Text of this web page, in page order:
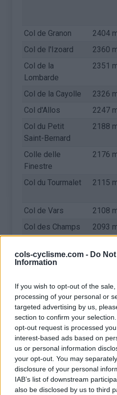
cols-cyclisme.com - Do
Information
If you wish to opt-out of the
processing of your personal or
targeted advertising by us,
section to confirm your
opt-out request is processed
interest-based ads based on
us or personal information
your opt-out. You may
disclosure of your personal
IAB’s list of downstream
also be disclosed by us to third
Col de Granon
2404
Col de l'Izoard
2360
Col de la
Lombarde
2351
Col de la Cayolle 2326
Col d'Allos
2247
Col du Petit
Saint-Bernard
2188
Colle delle
Finestre
2176
Col du Tourmalet 2115
Col de Vars
2108
Col des Champs
2093
Cenis
Fer
Col du Lautaret
2057
Station de
Sestrières
2035
Col de la
Madeleine
1993